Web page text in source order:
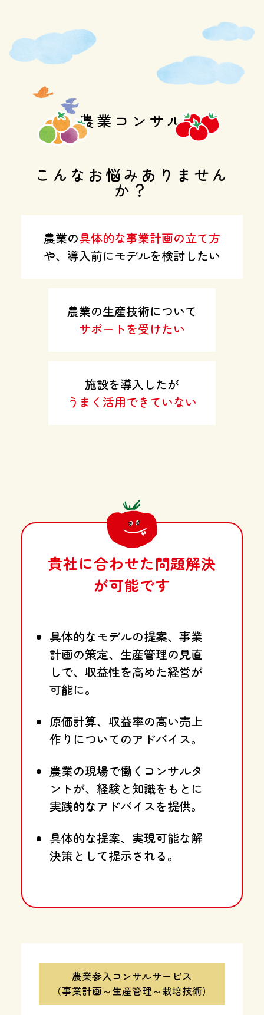
農業コンサル
こんなお悩みありません
か？
農業の具体的な事業計画の立て方
や、導入前にモデルを検討したい
農業の生産技術について
サポートを受けたい
施設を導入したが
うまく活用できていない
貴社に合わせた問題解決
が可能です
具体的なモデルの提案、事業
計画の策定、生産管理の見直
しで、収益性を高めた経営が
可能に。
原価計算、収益率の高い売上
作りについてのアドバイス。
農業の現場で働くコンサルタ
ントが、 経験と知識をもとに
実践的なアドバイスを提供。
具体的な提案、実現可能な解
決策として提示される。
農業参入コンサルサービス
（事業計画～生産管理～栽培技術）